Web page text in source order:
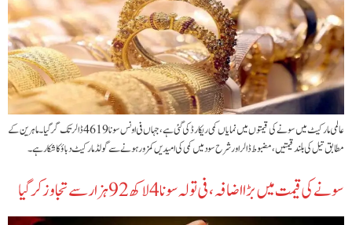
عالمی مارکیٹ میں سونے کی قیمتوں میں نمایاں کمی ریکارڈ کی گئی ہے، جہاں فی اونس سونا 4619 ڈالر تک گر گیا۔ ماہرین کے
مطابق تیل کی بلند قیمتیں، مضبوط ڈالر اور شرح سود میں کمی کی امیدیں کمزور ہونے سے گولڈ مارکیٹ دباؤ کا شکار ہے۔
سونے کی قیمت میں بڑا اضافہ، فی تولہ سونا 4 لاکھ 92 ہزار سے تجاوز کر گیا